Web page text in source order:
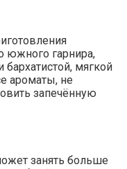
южного гарнира,
мягкой
ароматы, не
запечённую
занять больше